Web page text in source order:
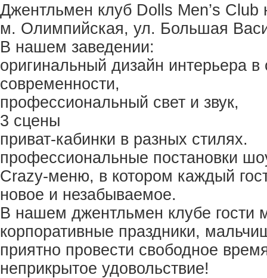
Джентльмен клуб Dolls Men’s Club
м. Олимпийская, ул. Большая
В нашем заведении:
оригинальный дизайн интерьера в
современности,
профессиональный свет и звук,
3 сцены
приват-кабинки в разных стилях.
профессиональные постановки
Crazy-меню, в котором каждый
новое и незабываемое.
В нашем джентльмен клубе гости
корпоративные праздники,
приятно провести свободное
неприкрытое удовольствие!